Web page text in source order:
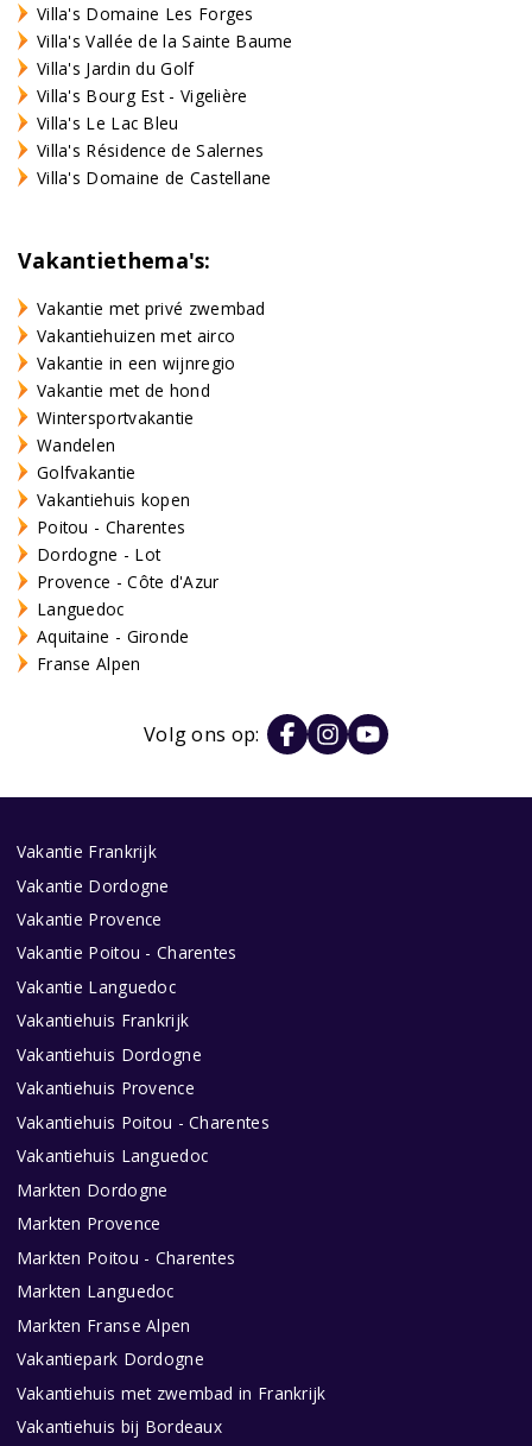
Villa's Domaine Les Forges
Villa's Vallée de la Sainte Baume
Villa's Jardin du Golf
Villa's Bourg Est - Vigelière
Villa's Le Lac Bleu
Villa's Résidence de Salernes
Villa's Domaine de Castellane
Vakantiethema's:
Vakantie met privé zwembad
Vakantiehuizen met airco
Vakantie in een wijnregio
Vakantie met de hond
Wintersportvakantie
Wandelen
Golfvakantie
Vakantiehuis kopen
Poitou - Charentes
Dordogne - Lot
Provence - Côte d'Azur
Languedoc
Aquitaine - Gironde
Franse Alpen
Volg ons op:
Vakantie Frankrijk
Vakantie Dordogne
Vakantie Provence
Vakantie Poitou - Charentes
Vakantie Languedoc
Vakantiehuis Frankrijk
Vakantiehuis Dordogne
Vakantiehuis Provence
Vakantiehuis Poitou - Charentes
Vakantiehuis Languedoc
Markten Dordogne
Markten Provence
Markten Poitou - Charentes
Markten Languedoc
Markten Franse Alpen
Vakantiepark Dordogne
Vakantiehuis met zwembad in Frankrijk
Vakantiehuis bij Bordeaux